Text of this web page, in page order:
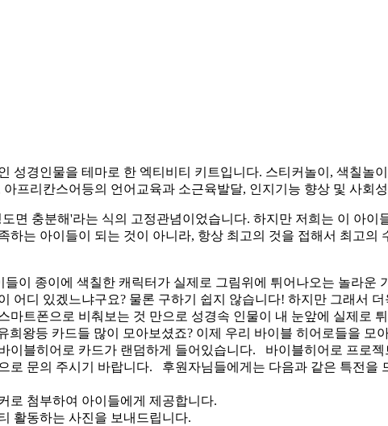
성경인물을 테마로 한 엑티비티 키트입니다. 스티커놀이, 색칠놀
프리칸스어등의 언어교육과 소근육발달, 인지기능 향상 및 사회
면 충분해'라는 식의 고정관념이었습니다. 하지만 저희는 이 아이
는 아이들이 되는 것이 아니라, 항상 최고의 것을 접해서 최고의
이 종이에 색칠한 캐릭터가 실제로 그림위에 튀어나오는 놀라운
디 있겠느냐구요? 물론 구하기 쉽지 않습니다! 하지만 그래서
트폰으로 비춰보는 것 만으로 성경속 인물이 내 눈앞에 실제로
희왕등 카드들 많이 모아보셨죠? 이제 우리 바이블 히어로들을 모
이블히어로 카드가 랜덤하게 들어있습니다. 바이블히어로 프로젝
로 문의 주시기 바랍니다. 후원자님들에게는 다음과 같은 특전을
로 첨부하여 아이들에게 제공합니다.
활동하는 사진을 보내드립니다.